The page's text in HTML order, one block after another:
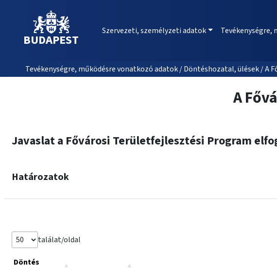
BUDAPEST
Szervezeti, személyzeti adatok Tevékenységre,
Tevékenységre, működésre vonatkozó adatok / Döntéshozatal, ülések / A
A
Javaslat a Fővárosi Területfejlesztési Program
Határozatok
találat/oldal
Döntés